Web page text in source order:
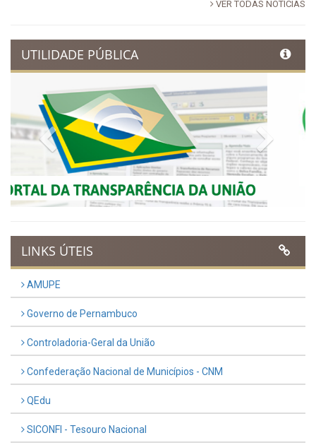
Ibimirim inicia contagem
regressiva para o Dia
Municipal do Evangélico 2026
Publicado em: 9 de março de 2026
VER TODAS NOTÍCIAS
UTILIDADE PÚBLICA
Previous Next
LINKS ÚTEIS